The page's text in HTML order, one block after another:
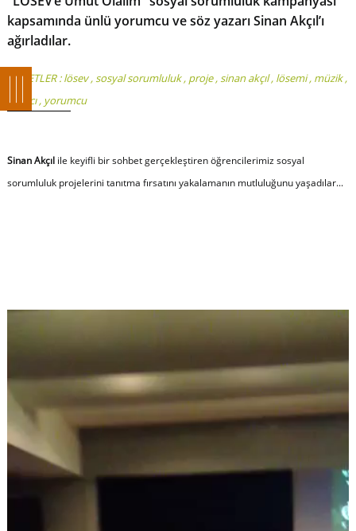
kapsamında ünlü yorumcu ve söz yazarı Sinan Akçıl’ı
ağırladılar.
ETİKETLER :lösev, sosyal sorumluluk, proje, sinan akçıl, lösemi, müzik,
şarkıcı, yorumcu
Sinan Akçılile keyifli bir sohbet gerçekleştiren öğrencilerimiz sosyal
sorumluluk projelerini tanıtma fırsatını yakalamanın mutluluğunu yaşadılar...